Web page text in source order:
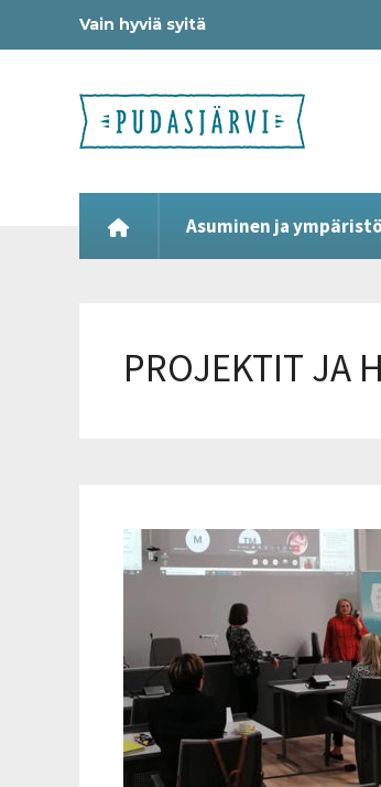
Vain hyviä syitä
Asuminen ja ympäristö
PROJEKTIT JA